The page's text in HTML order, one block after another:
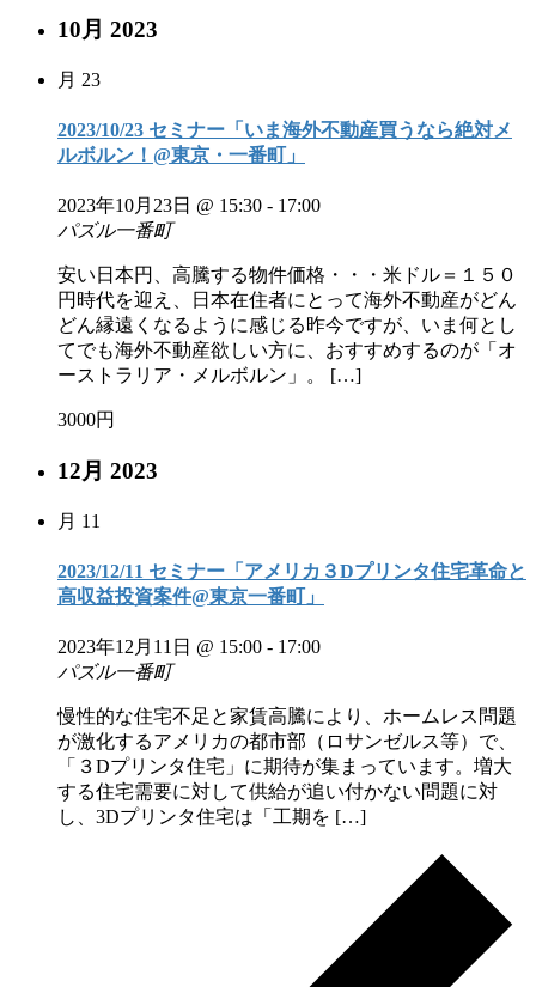
10月 2023
月 23
2023/10/23 セミナー「いま海外不動産買うなら絶対メ
ルボルン！@東京・一番町」
2023年10月23日 @ 15:30 - 17:00
パズル一番町
安い日本円、高騰する物件価格・・・米ドル＝１５０
円時代を迎え、日本在住者にとって海外不動産がどん
どん縁遠くなるように感じる昨今ですが、いま何とし
てでも海外不動産欲しい方に、おすすめするのが「オ
ーストラリア・メルボルン」。 […]
3000円
12月 2023
月 11
2023/12/11 セミナー「アメリカ３Dプリンタ住宅革命と
高収益投資案件@東京一番町」
2023年12月11日 @ 15:00 - 17:00
パズル一番町
慢性的な住宅不足と家賃高騰により、ホームレス問題
が激化するアメリカの都市部（ロサンゼルス等）で、
「３Dプリンタ住宅」に期待が集まっています。増大
する住宅需要に対して供給が追い付かない問題に対
し、3Dプリンタ住宅は「工期を […]